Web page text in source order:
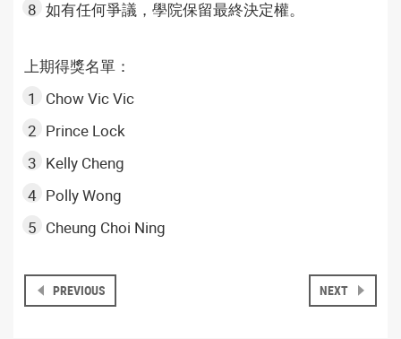
如有任何爭議，學院保留最終決定權。
上期得獎名單：
Chow Vic Vic
Prince Lock
Kelly Cheng
Polly Wong
Cheung Choi Ning
PREVIOUS NEXT